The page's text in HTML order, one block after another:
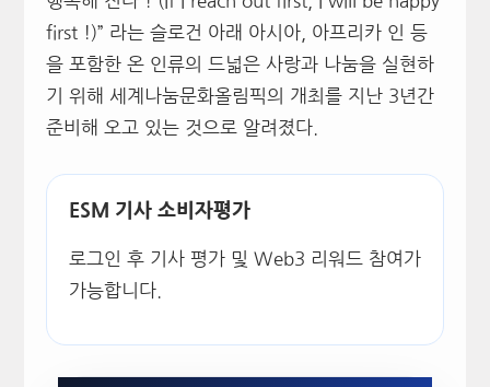
first !)” 라는 슬로건 아래 아시아, 아프리카 인 등
을 포함한 온 인류의 드넓은 사랑과 나눔을 실현하
기 위해 세계나눔문화올림픽의 개최를 지난 3년간
준비해 오고 있는 것으로 알려졌다.
ESM 기사 소비자평가
로그인 후 기사 평가 및 Web3 리워드 참여가
가능합니다.